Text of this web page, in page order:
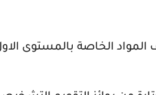
المواد الخاصة بالمستوى